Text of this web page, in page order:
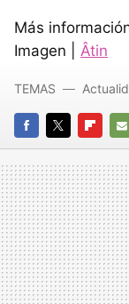
Más
Imagen | Âtin
FACEBOOK
TWITTER
E-
TEMAS